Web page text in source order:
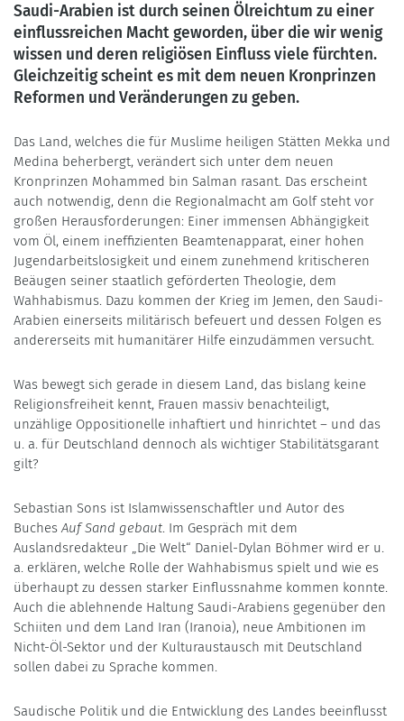
Saudi-Arabien ist durch seinen Ölreichtum zu einer
einflussreichen Macht geworden, über die wir wenig
wissen und deren religiösen Einfluss viele fürchten.
Gleichzeitig scheint es mit dem neuen Kronprinzen
Reformen und Veränderungen zu geben.
Das Land, welches die für Muslime heiligen Stätten Mekka und
Medina beherbergt, verändert sich unter dem neuen
Kronprinzen Mohammed bin Salman rasant. Das erscheint
auch notwendig, denn die Regionalmacht am Golf steht vor
großen Herausforderungen: Einer immensen Abhängigkeit
vom Öl, einem ineffizienten Beamtenapparat, einer hohen
Jugendarbeitslosigkeit und einem zunehmend kritischeren
Beäugen seiner staatlich geförderten Theologie, dem
Wahhabismus. Dazu kommen der Krieg im Jemen, den Saudi-
Arabien einerseits militärisch befeuert und dessen Folgen es
andererseits mit humanitärer Hilfe einzudämmen versucht.
Was bewegt sich gerade in diesem Land, das bislang keine
Religionsfreiheit kennt, Frauen massiv benachteiligt,
unzählige Oppositionelle inhaftiert und hinrichtet – und das
u. a. für Deutschland dennoch als wichtiger Stabilitätsgarant
gilt?
Sebastian Sons ist Islamwissenschaftler und Autor des
Buches Auf Sand gebaut. Im Gespräch mit dem
Auslandsredakteur „Die Welt“ Daniel-Dylan Böhmer wird er u.
a. erklären, welche Rolle der Wahhabismus spielt und wie es
überhaupt zu dessen starker Einflussnahme kommen konnte.
Auch die ablehnende Haltung Saudi-Arabiens gegenüber den
Schiiten und dem Land Iran (Iranoia), neue Ambitionen im
Nicht-Öl-Sektor und der Kulturaustausch mit Deutschland
sollen dabei zu Sprache kommen.
Saudische Politik und die Entwicklung des Landes beeinflusst